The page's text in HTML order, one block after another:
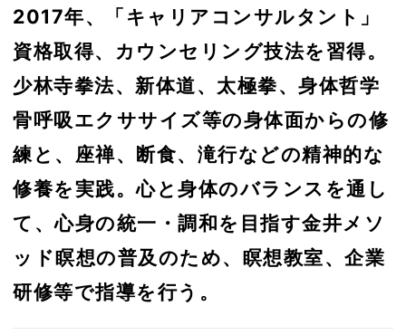
2017年、「キャリアコンサルタント」
資格取得、カウンセリング技法を習得。
少林寺拳法、新体道、太極拳、身体哲学
骨呼吸エクササイズ等の身体面からの修
練と、座禅、断食、滝行などの精神的な
修養を実践。心と身体のバランスを通し
て、心身の統一・調和を目指す金井メソ
ッド瞑想の普及のため、瞑想教室、企業
研修等で指導を行う。